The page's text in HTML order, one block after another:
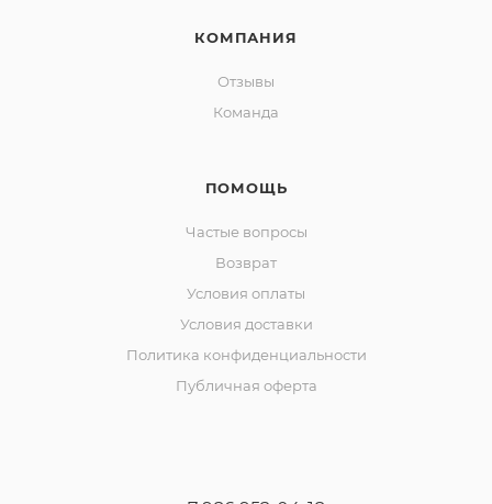
КОМПАНИЯ
Отзывы
Команда
ПОМОЩЬ
Частые вопросы
Возврат
Условия оплаты
Условия доставки
Политика конфиденциальности
Публичная оферта